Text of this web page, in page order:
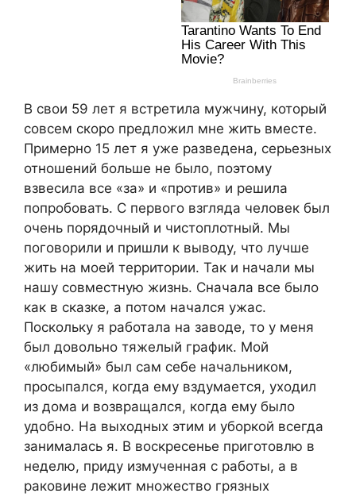
В свои 59 лет я встретила мужчину, который
совсем скоро предложил мне жить вместе.
Примерно 15 лет я уже разведена, серьезных
отношений больше не было, поэтому
взвесила все «за» и «против» и решила
попробовать. С первого взгляда человек был
очень порядочный и чистоплотный. Мы
поговорили и пришли к выводу, что лучше
жить на моей территории. Так и начали мы
нашу совместную жизнь. Сначала все было
как в сказке, а потом начался ужас.
Поскольку я работала на заводе, то у меня
был довольно тяжелый график. Мой
«любимый» был сам себе начальником,
просыпался, когда ему вздумается, уходил
из дома и возвращался, когда ему было
удобно. На выходных этим и уборкой всегда
занималась я. В воскресенье приготовлю в
неделю, приду измученная с работы, а в
раковине лежит множество грязных